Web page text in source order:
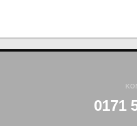
0171